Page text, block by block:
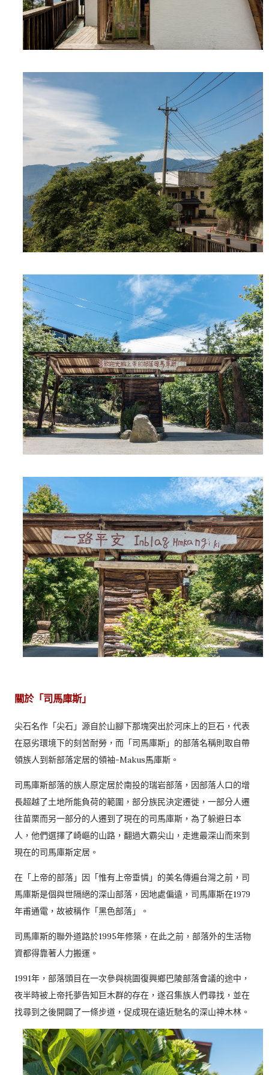
關於「司馬庫斯」
尖石名作「尖石」源自於山腳下那塊突出於河床上的巨石，代表
在惡劣環境下的刻苦耐勞，而「司馬庫斯」的部落名稱則取自帶
領族人到新部落定居的領袖-Makus馬庫斯。
司馬庫斯部落的族人原定居於南投的瑞岩部落，因部落人口的增
長超越了土地所能負荷的範圍，部分族民決定遷徙，一部分人遷
往苗栗而另一部分的人遷到了現在的司馬庫斯，為了躲避日本
人，他們選擇了崎嶇的山路，翻過大霸尖山，走進最深山而來到
現在的司馬庫斯定居。
在「上帝的部落」因「惟有上帝垂憐」的美名傳遍台灣之前，司
馬庫斯是個與世隔絕的深山部落，因地處偏遠，司馬庫斯在1979
年甫通電，故被稱作「黑色部落」。
司馬庫斯的聯外道路於1995年修築，在此之前，部落外的生活物
資都得靠著人力搬運。
1991年，部落頭目在一次參與桃園復興鄉巴陵部落會議的途中，
夜半時被上帝托夢告知巨木群的存在，遂召集族人們尋找，並在
找尋到之後開闢了一條步道，促成現在遠近馳名的深山神木林。